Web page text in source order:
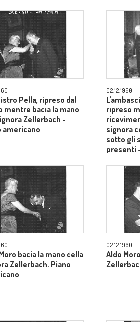
Pella, ripreso dal
mentre bacia la mano
Zellerbach -
americano
02.12.1960
ripreso
signora
sotto gli
presenti
bacia la mano della
Zellerbach. Piano
02.12.1960
Aldo